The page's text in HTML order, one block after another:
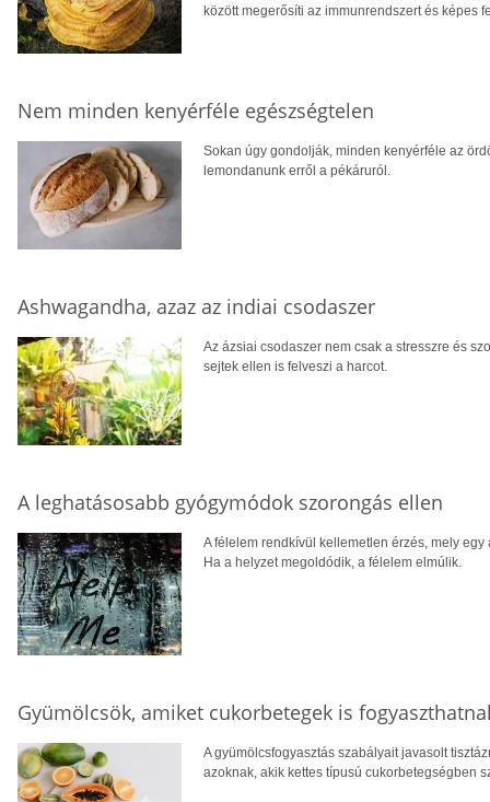
között megerősíti az immunrendszert és képes
Nem minden kenyérféle egészségtelen
Sokan úgy gondolják, minden kenyérféle az
lemondanunk erről a pékáruról.
Ashwagandha, azaz az indiai csodaszer
Az ázsiai csodaszer nem csak a stresszre és
sejtek ellen is felveszi a harcot.
A leghatásosabb gyógymódok szorongás ellen
A félelem rendkívül kellemetlen érzés, mely
Ha a helyzet megoldódik, a félelem elmúlik.
Gyümölcsök, amiket cukorbetegek is
A gyümölcsfogyasztás szabályait javasolt
azoknak, akik kettes típusú cukorbetegségben